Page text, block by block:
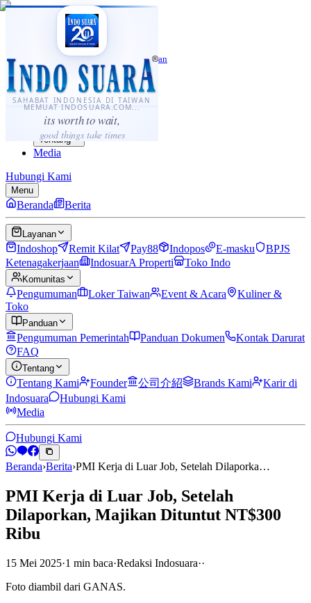
SAHABAT INDONESIA DI TAIWAN
MEMUAT INDOSUARA.COM...
its worth to wait,
good things take times
·...
⌘K
Sahabat Indonesia di Taiwan
Berita
Layanan
Komunitas
Panduan
Tentang
Media
Hubungi Kami
Menu
Beranda Berita
Layanan
Indoshop Remit Kilat Pay88 Indopos E-masku
BPJS
Ketenagakerjaan
IndosuarA Properti Toko Indo
Komunitas
Pengumuman Loker Taiwan Event & Acara
Kuliner &
Toko
Panduan
Pengumuman Pemerintah Panduan Dokumen
Kontak Darurat
FAQ
Tentang
Tentang Kami Founder 公司介紹 Brands Kami
Karir di
Indosuara
Hubungi Kami
Media
Hubungi Kami
Beranda›Berita›PMI Kerja di Luar Job, Setelah Dilaporka…
PMI Kerja di Luar Job, Setelah
Dilaporkan, Majikan Dituntut NT$300
Ribu
15 Mei 2025·1 min baca·Redaksi Indosuara··
Foto diambil dari GANAS.